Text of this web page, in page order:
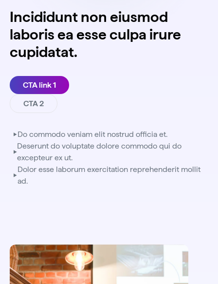
Incididunt non eiusmod
laboris ea esse culpa irure
cupidatat.
CTA link 1
CTA 2
Do commodo veniam elit nostrud officia et.
Deserunt do voluptate dolore commodo qui do
excepteur ex ut.
Dolor esse laborum exercitation reprehenderit mollit
ad.